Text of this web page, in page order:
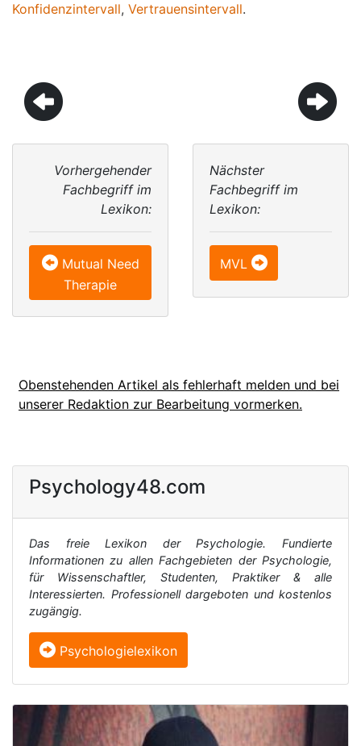
Konfidenzintervall, Vertrauensintervall.
Vorhergehender
Fachbegriff im
Lexikon:
Mutual Need
Therapie
Nächster
Fachbegriff im
Lexikon:
MVL
Obenstehenden Artikel als fehlerhaft melden und bei
unserer Redaktion zur Bearbeitung vormerken.
Psychology48.com
Das freie Lexikon der Psychologie. Fundierte
Informationen zu allen Fachgebieten der Psychologie,
für Wissenschaftler, Studenten, Praktiker & alle
Interessierten. Professionell dargeboten und kostenlos
zugängig.
Psychologielexikon